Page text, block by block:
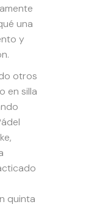
una
y
otros
en silla
quinta